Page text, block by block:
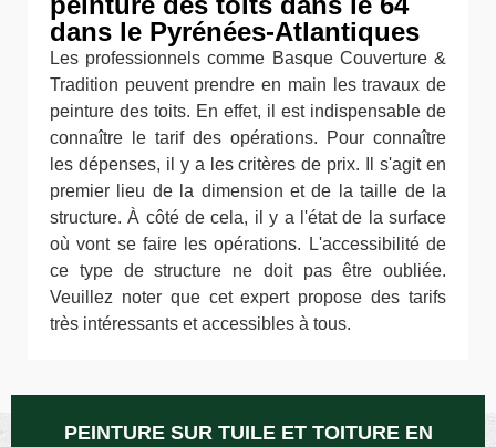
dans le Pyrénées-Atlantiques
Les professionnels comme Basque Couverture &
Tradition peuvent prendre en main les travaux de
peinture des toits. En effet, il est indispensable de
connaître le tarif des opérations. Pour connaître
les dépenses, il y a les critères de prix. Il s'agit en
premier lieu de la dimension et de la taille de la
structure. À côté de cela, il y a l'état de la surface
où vont se faire les opérations. L'accessibilité de
ce type de structure ne doit pas être oubliée.
Veuillez noter que cet expert propose des tarifs
très intéressants et accessibles à tous.
PEINTURE SUR TUILE ET TOITURE EN